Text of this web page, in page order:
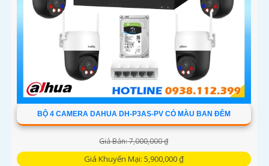
BỘ 4 CAMERA DAHUA DH-P3AS-PV CÓ MÀU BAN ĐÊM
Giá Bán: 7,000,000 ₫
Giá Khuyến Mại: 5,900,000 ₫